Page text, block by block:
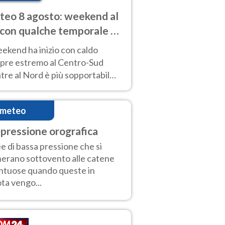
8 agosto: weekend al
qualche temporale e
estremo al Centro-Sud
ha inizio con caldo
estremo al Centro-Sud
al Nord è più sopportabile
domenica 9. Temporali di
sui rilievi.
orografica
di bassa pressione che si
sottovento alle catene
quando queste in
vengo...